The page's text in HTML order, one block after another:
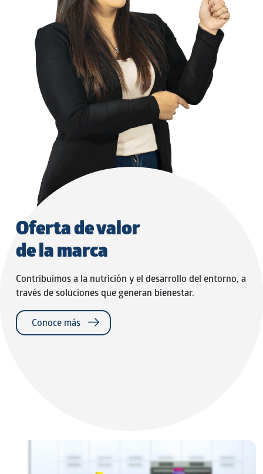
Oferta de valor
de la marca
Contribuimos a la nutrición y el desarrollo del entorno, a
través de soluciones que generan bienestar.
Conoce más